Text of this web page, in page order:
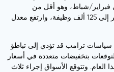
فقط في فبراير/شباط، وهو أقل من
التوقعات. كما تم تعديل رقم شهر يناير إلى 125 ألف وظيفة، وارتفع معدل
ترامب قد تؤدي إلى تباطؤ
بتخفيضات متعددة في أسعار
العام. وتتوقع الأسواق إجراء ثلاث